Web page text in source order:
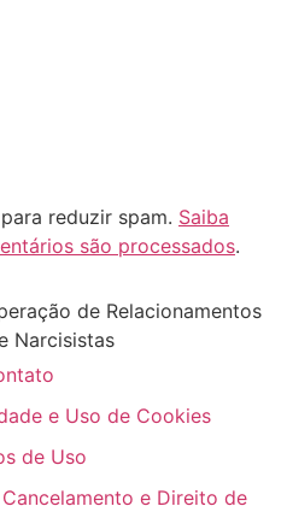
reduzir spam. Saiba
são processados.
de Relacionamentos
Narcisistas
e Uso de Cookies
de Uso
e Direito de